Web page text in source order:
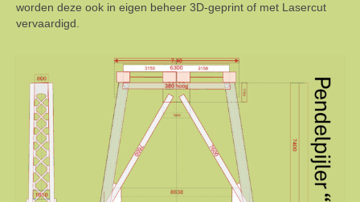
worden deze ook in eigen beheer 3D-geprint of met Lasercut
vervaardigd.